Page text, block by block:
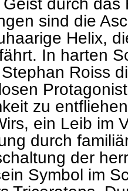
durch das
sind die
Helix,
In harten
Roiss
zu
ein Leib im
durch
der
Symbol im